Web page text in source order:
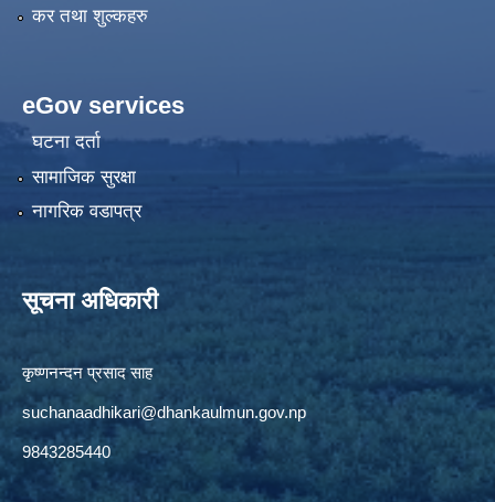
कर तथा शुल्कहरु
eGov services
घटना दर्ता
सामाजिक सुरक्षा
नागरिक वडापत्र
सूचना अधिकारी
कृष्णनन्दन प्रसाद साह
suchanaadhikari@dhankaulmun.gov.np
9843285440